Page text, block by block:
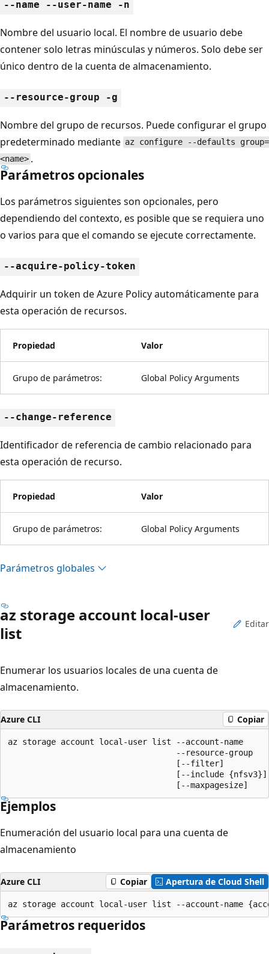
--name --user-name -n
Nombre del usuario local. El nombre de usuario debe
contener solo letras minúsculas y números. Solo debe ser
único dentro de la cuenta de almacenamiento.
--resource-group -g
Nombre del grupo de recursos. Puede configurar el grupo
predeterminado mediante az configure --defaults group=
<name> .
Parámetros opcionales
Los parámetros siguientes son opcionales, pero
dependiendo del contexto, es posible que se requiera uno
o varios para que el comando se ejecute correctamente.
--acquire-policy-token
Adquirir un token de Azure Policy automáticamente para
esta operación de recursos.
Propiedad Valor
Grupo de parámetros: Global Policy Arguments
--change-reference
Identificador de referencia de cambio relacionado para
esta operación de recurso.
Propiedad Valor
Grupo de parámetros: Global Policy Arguments
Parámetros globales
az storage account local-user
list
Editar
Enumerar los usuarios locales de una cuenta de
almacenamiento.
Azure CLI Copiar
az storage account local-user list --account-name
                                   --resource-group
                                   [--filter]
                                   [--include {nfsv3}]
                                   [--maxpagesize]
Ejemplos
Enumeración del usuario local para una cuenta de
almacenamiento
Azure CLI Copiar Apertura de Cloud Shell
az storage account local-user list --account-name
Parámetros requeridos